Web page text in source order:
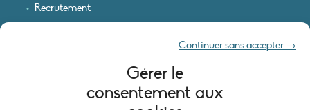
Gérer le
consentement aux
Continuer sans accepter →
Recrutement
INFORMATIONS LÉGALES
Mentions légales